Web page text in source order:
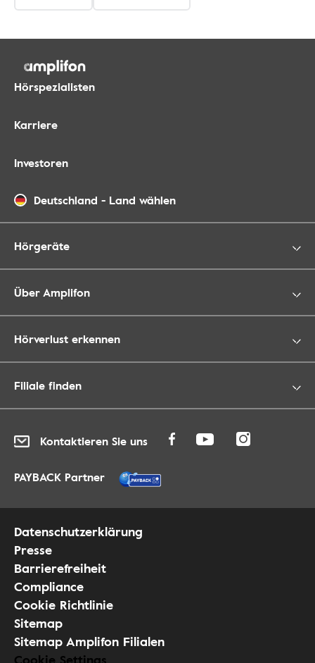
Hörspezialisten
Karriere
Investoren
Deutschland - Land wählen
Hörgeräte
Über Amplifon
Hörverlust erkennen
Filiale finden
Kontaktieren Sie uns
PAYBACK Partner
Datenschutzerklärung
Presse
Barrierefreiheit
Compliance
Cookie Richtlinie
Sitemap
Sitemap Amplifon Filialen
Cookie Settings